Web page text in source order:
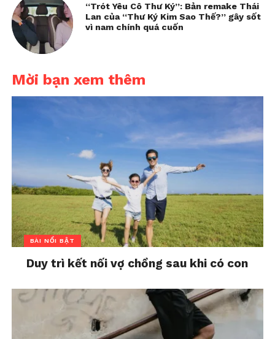
“Trót Yêu Cô Thư Ký”: Bản remake Thái
Lan của “Thư Ký Kim Sao Thế?” gây sốt
vì nam chính quá cuốn
Mời bạn xem thêm
BÀI NỔI BẬT
Duy trì kết nối vợ chồng sau khi có con